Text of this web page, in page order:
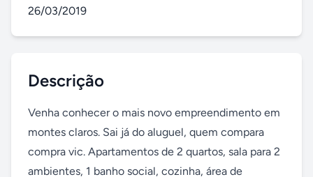
26/03/2019
Descrição
Venha conhecer o mais novo empreendimento em
montes claros. Sai já do aluguel, quem compara
compra vic. Apartamentos de 2 quartos, sala para 2
ambientes, 1 banho social, cozinha, área de